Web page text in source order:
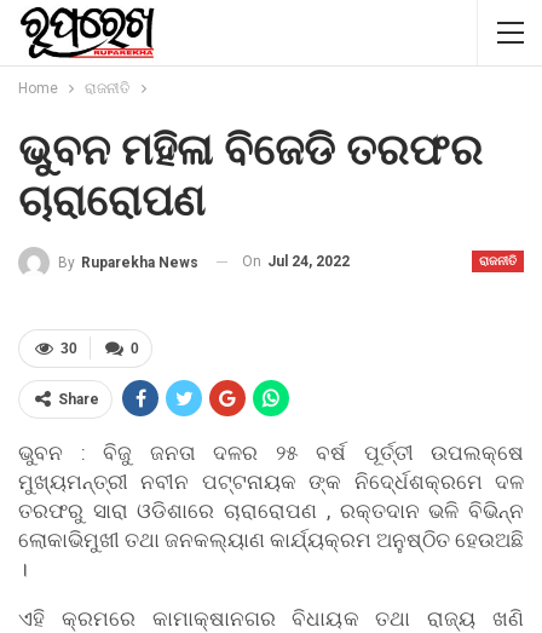
Home ରାଜନୀତି
ଭୁବନ ମହିଳା ବିଜେଡି ତରଫର
ଚାରାରୋପଣ
ରାଜନୀତି
By Ruparekha News On Jul 24, 2022
0
30
Share
ଭୁବନ : ବିଜୁ ଜନତା ଦଳର ୨୫ ବର୍ଷ ପୂର୍ତ୍ତୀ ଉପଲକ୍ଷେ
ମୁଖ୍ୟମନ୍ତ୍ରୀ ନବୀନ ପଟ୍ଟନାୟକ ଙ୍କ ନିଦେ୍ର୍ଧଶକ୍ରମେ ଦଳ
ତରଫରୁ ସାରା ଓଡିଶାରେ ଚାରାରୋପଣ , ରକ୍ତଦାନ ଭଳି ବିଭିନ୍ନ
ଲୋକାଭିମୁଖୀ ତଥା ଜନକଲ୍ୟାଣ କାର୍ଯ୍ୟକ୍ରମ ଅନୁଷ୍ଠିତ ହେଉଅଛି
।
ଏହି କ୍ରମରେ କାମାକ୍ଷାନଗର ବିଧାୟକ ତଥା ରାଜ୍ୟ ଖଣି